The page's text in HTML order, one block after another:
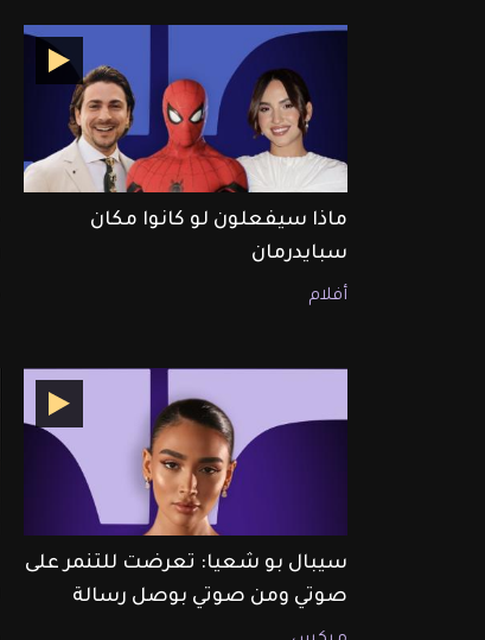
ماذا سيفعلون لو كانوا مكان
سبايدرمان
أفلام
سيبال بو شعيا: تعرضت للتنمر على
صوتي ومن صوتي بوصل رسالة